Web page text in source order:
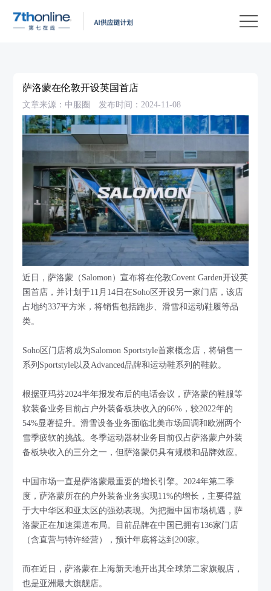
萨洛蒙在伦敦开设英国首店‍‍‍‍‍
文章来源：中服圈 发布时间：2024-11-08
近日，萨洛蒙（Salomon）宣布将在伦敦Covent Garden开设英
国首店，并计划于11月14日在Soho区开设另一家门店，该店
占地约337平方米，将销售包括跑步、滑雪和运动鞋履等品
类。
Soho区门店将成为Salomon Sportstyle首家概念店，将销售一
系列Sportstyle以及Advanced品牌和运动鞋系列的鞋款。
根据亚玛芬2024半年报发布后的电话会议，萨洛蒙的鞋服等
软装备业务目前占户外装备板块收入的66%，较2022年的
54%显著提升。滑雪设备业务面临北美市场回调和欧洲两个
雪季疲软的挑战。冬季运动器材业务目前仅占萨洛蒙户外装
备板块收入的三分之一，但萨洛蒙仍具有规模和品牌效应。
中国市场一直是萨洛蒙最重要的增长引擎。2024年第二季
度，萨洛蒙所在的户外装备业务实现11%的增长，主要得益
于大中华区和亚太区的强劲表现。为把握中国市场机遇，萨
洛蒙正在加速渠道布局。目前品牌在中国已拥有136家门店
（含直营与特许经营），预计年底将达到200家。
而在近日，萨洛蒙在上海新天地开出其全球第二家旗舰店，
也是亚洲最大旗舰店。